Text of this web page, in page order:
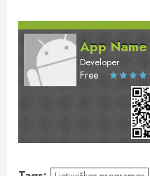
App Name
Developer
Free